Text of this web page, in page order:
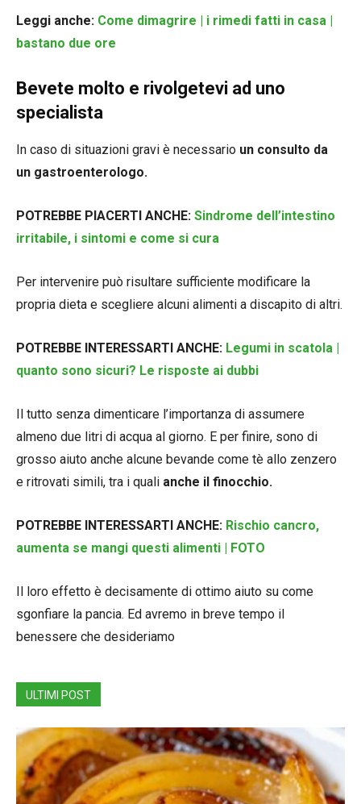
Leggi anche: Come dimagrire | i rimedi fatti in casa |
bastano due ore
Bevete molto e rivolgetevi ad uno
specialista
In caso di situazioni gravi è necessario un consulto da
un gastroenterologo.
POTREBBE PIACERTI ANCHE: Sindrome dell’intestino
irritabile, i sintomi e come si cura
Per intervenire può risultare sufficiente modificare la
propria dieta e scegliere alcuni alimenti a discapito di altri.
POTREBBE INTERESSARTI ANCHE: Legumi in scatola |
quanto sono sicuri? Le risposte ai dubbi
Il tutto senza dimenticare l’importanza di assumere
almeno due litri di acqua al giorno. E per finire, sono di
grosso aiuto anche alcune bevande come tè allo zenzero
e ritrovati simili, tra i quali anche il finocchio.
POTREBBE INTERESSARTI ANCHE: Rischio cancro,
aumenta se mangi questi alimenti | FOTO
Il loro effetto è decisamente di ottimo aiuto su come
sgonfiare la pancia. Ed avremo in breve tempo il
benessere che desideriamo
ULTIMI POST